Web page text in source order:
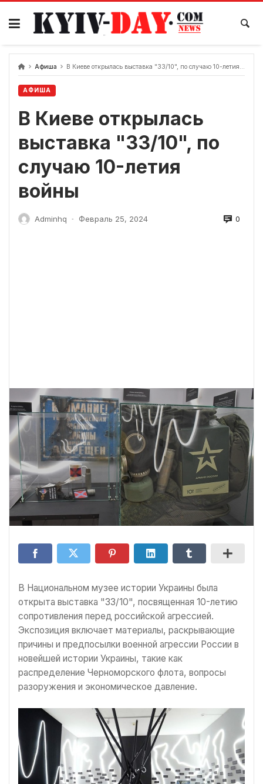
перейти
содержанию
Афиша В Киеве открылась выставка "33/10", по случаю 10-летия войны
АФИША
В Киеве открылась
выставка "33/10", по
случаю 10-летия
войны
Adminhq - Февраль 25, 2024 0
В Национальном музее истории Украины была
открыта выставка "33/10", посвященная 10-летию
сопротивления перед российской агрессией.
Экспозиция включает материалы, раскрывающие
причины и предпосылки военной агрессии России в
новейшей истории Украины, такие как
распределение Черноморского флота, вопросы
разоружения и экономическое давление.